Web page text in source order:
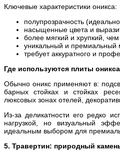
Ключевые характеристики оникса:
полупрозрачность
насыщенные цвета и
более мягкий и хрупкий,
уникальный и премиальный
требует аккуратного и
Где используются плиты оникса
Обычно оникс применяют в:
барных стойках и стойках
люксовых зонах отелей,
Из-за деликатности его редко
нагрузкой, но визуальный
идеальным выбором для
5. Травертин: природный